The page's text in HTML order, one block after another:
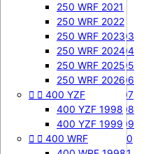
450 SXF 2015
450 EXC-F
450 EXC-F 2003
450 EXC-F 2004
450 EXC-F 2005
450 EXC-F 2006
450 EXC-F 2007
450 EXC-F 2008
450 EXC-F 2009
450 EXC-F 2010
250 WRF 2021
250 WRF 2022
250 WRF 2023
250 WRF 2024
250 WRF 2025
250 WRF 2026
  400 YZF
400 YZF 1998
400 YZF 1999
  400 WRF